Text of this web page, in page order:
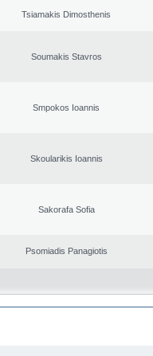
Tsiamakis Dimosthenis
Soumakis Stavros
Smpokos Ioannis
Skoularikis Ioannis
Sakorafa Sofia
Psomiadis Panagiotis